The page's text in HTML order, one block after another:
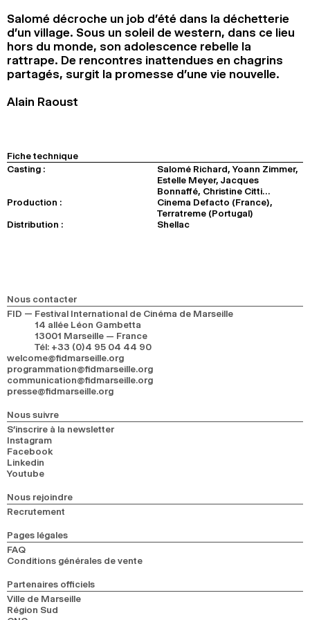
RECHERCHE
Salomé décroche un job d’été dans la déchetterie
d’un village. Sous un soleil de western, dans ce lieu
hors du monde, son adolescence rebelle la
rattrape. De rencontres inattendues en chagrins
partagés, surgit la promesse d’une vie nouvelle.
Alain Raoust
Fiche technique
Casting :
Salomé Richard, Yoann Zimmer,
Estelle Meyer, Jacques
Bonnaffé, Christine Citti…
Production :
Cinema Defacto (France),
Terratreme (Portugal)
Distribution :
Shellac
Nous contacter
FID — Festival International de Cinéma de Marseille
14 allée Léon Gambetta
13001 Marseille — France
Tél: +33 (0)4 95 04 44 90
welcome@fidmarseille.org
programmation@fidmarseille.org
communication@fidmarseille.org
presse@fidmarseille.org
Nous suivre
S’inscrire à la newsletter
Instagram
Facebook
Linkedin
Youtube
Nous rejoindre
Recrutement
Pages légales
FAQ
Conditions générales de vente
Partenaires officiels
Ville de Marseille
Région Sud